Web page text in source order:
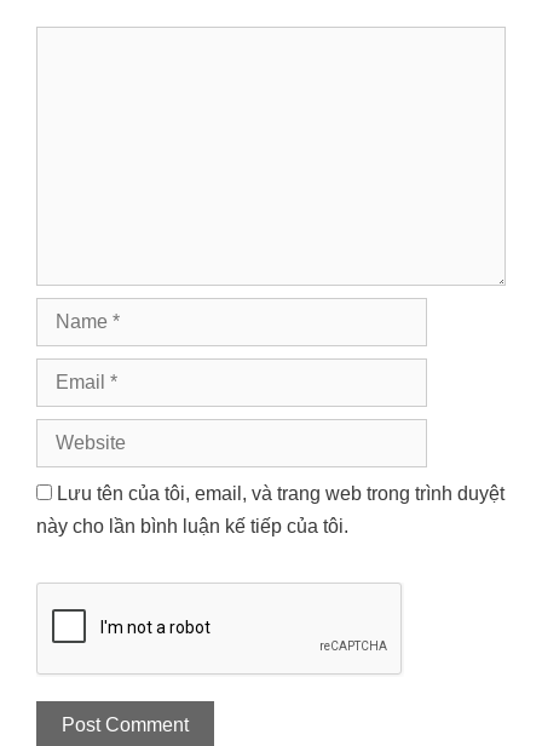
Name
Email
Website
Lưu tên của tôi, email, và trang web trong trình duyệt
này cho lần bình luận kế tiếp của tôi.